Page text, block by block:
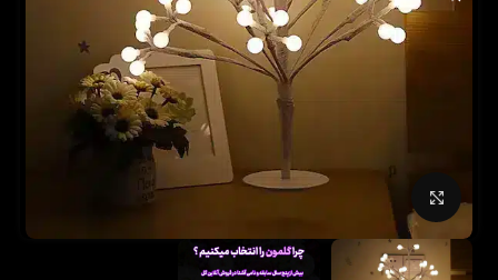
بزرگنمایی تصویر